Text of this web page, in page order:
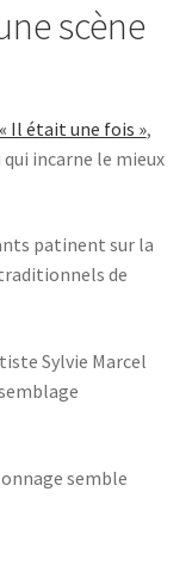
scène
Il était une fois »,
incarne le mieux
patinent sur la
de
Sylvie Marcel
semble